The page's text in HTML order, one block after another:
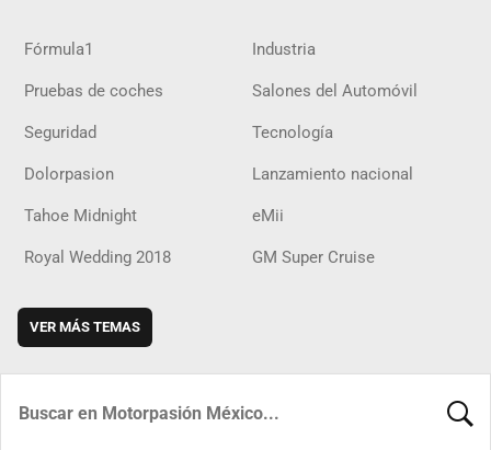
Fórmula1 Industria
Pruebas de coches Salones del Automóvil
Seguridad Tecnología
Dolorpasion Lanzamiento nacional
Tahoe Midnight eMii
Royal Wedding 2018 GM Super Cruise
VER MÁS TEMAS